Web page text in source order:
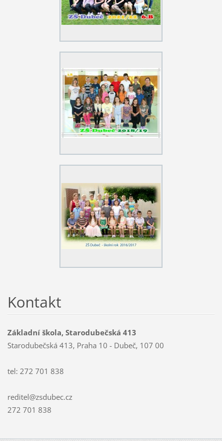
Kontakt
Základní škola, Starodubečská 413
Starodubečská 413, Praha 10 - Dubeč, 107 00
tel: 272 701 838
reditel@zsdubec.cz
272 701 838